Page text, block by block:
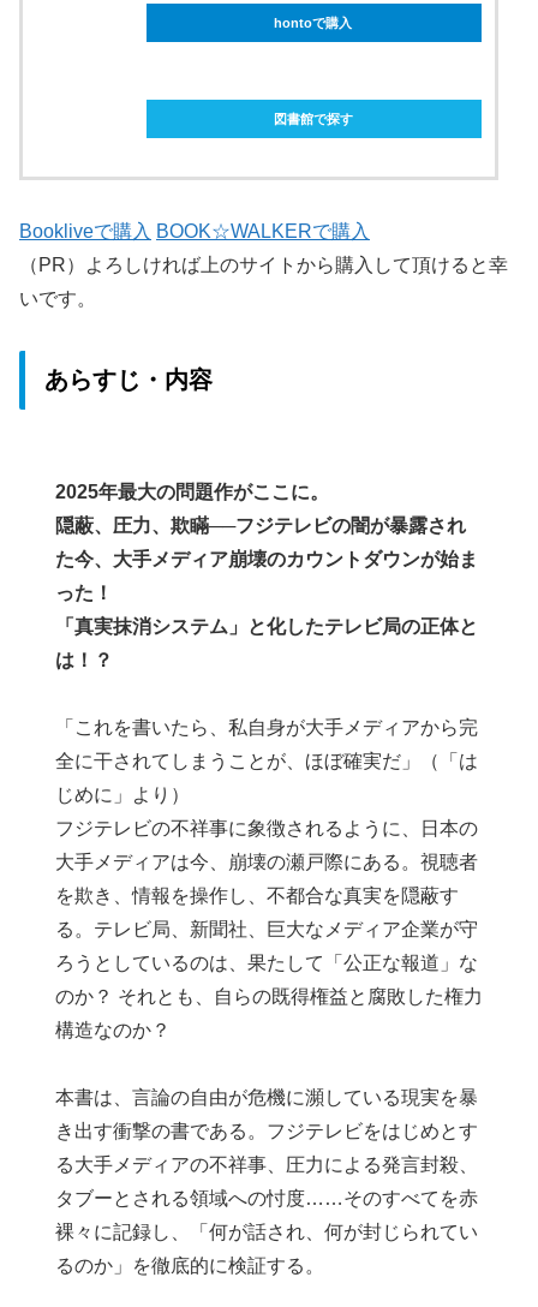
hontoで購入
図書館で探す
Bookliveで購入 BOOK☆WALKERで購入
（PR）よろしければ上のサイトから購入して頂けると幸
いです。
あらすじ・内容
2025年最大の問題作がここに。
隠蔽、圧力、欺瞞──フジテレビの闇が暴露され
た今、大手メディア崩壊のカウントダウンが始ま
った！
「真実抹消システム」と化したテレビ局の正体と
は！？
「これを書いたら、私自身が大手メディアから完
全に干されてしまうことが、ほぼ確実だ」（「は
じめに」より）
フジテレビの不祥事に象徴されるように、日本の
大手メディアは今、崩壊の瀬戸際にある。視聴者
を欺き、情報を操作し、不都合な真実を隠蔽す
る。テレビ局、新聞社、巨大なメディア企業が守
ろうとしているのは、果たして「公正な報道」な
のか？ それとも、自らの既得権益と腐敗した権力
構造なのか？
本書は、言論の自由が危機に瀕している現実を暴
き出す衝撃の書である。フジテレビをはじめとす
る大手メディアの不祥事、圧力による発言封殺、
タブーとされる領域への忖度……そのすべてを赤
裸々に記録し、「何が話され、何が封じられてい
るのか」を徹底的に検証する。